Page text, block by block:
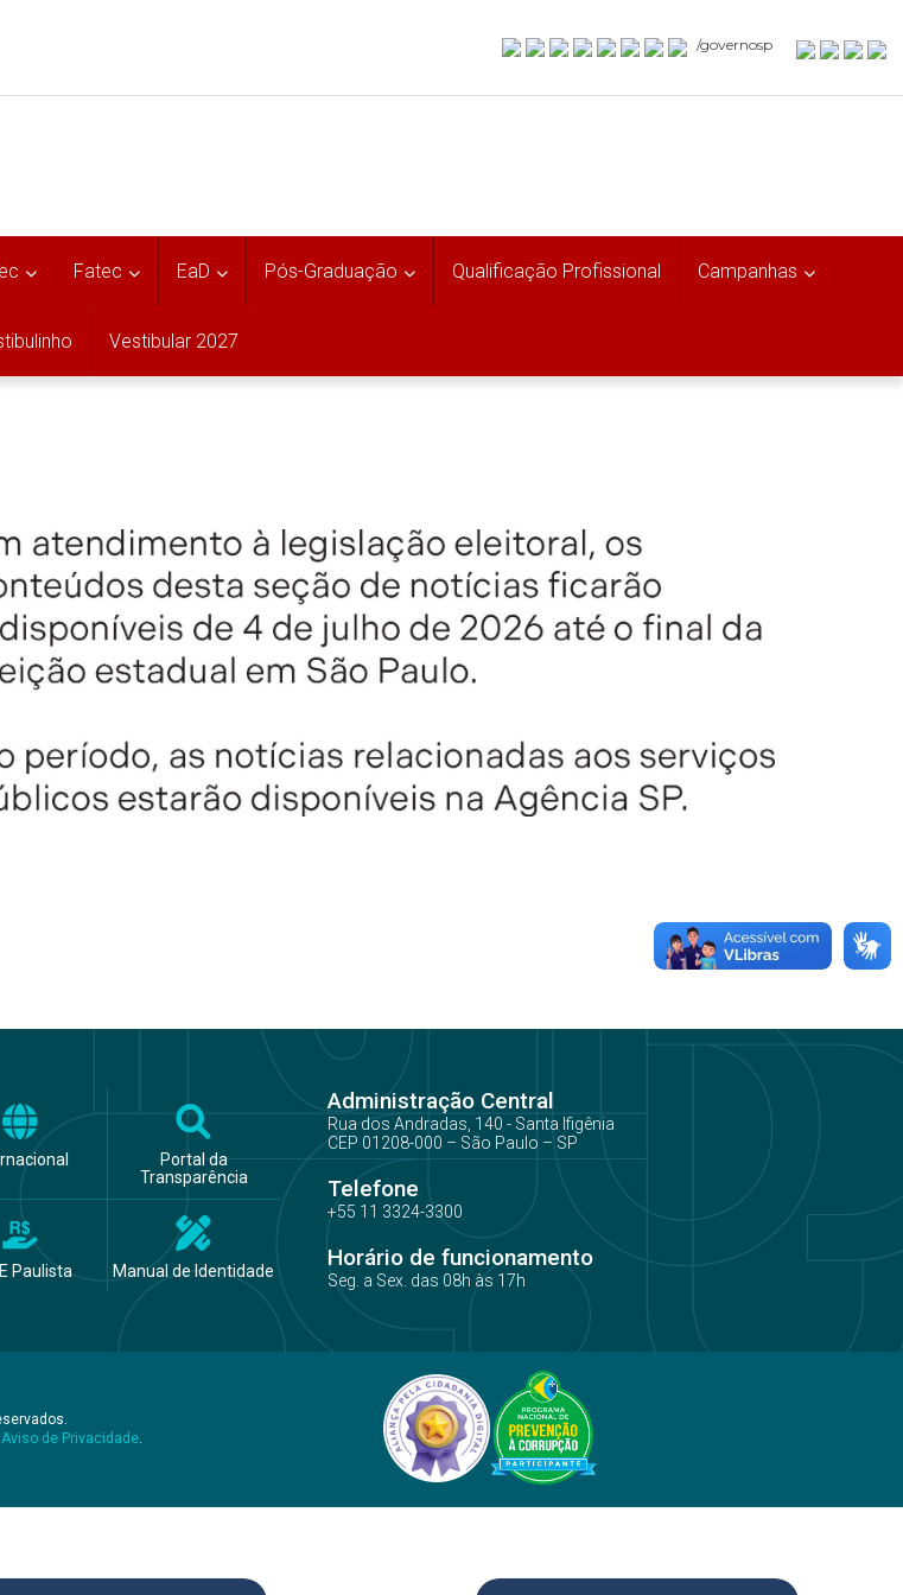
/governosp
Fatec EaD Pós-Graduação Qualificação Profissional Campanhas
Vestibular 2027
Portal da
Transparência
Paulista Manual de Identidade
Administração Central
Rua dos Andradas, 140 - Santa Ifigênia
CEP 01208-000 – São Paulo – SP
Telefone
+55 11 3324-3300
Horário de funcionamento
Seg. a Sex. das 08h às 17h
Aviso de Privacidade